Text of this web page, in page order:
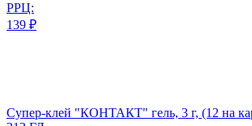
РРЦ:
139 ₽
Супер-клей "КОНТАКТ" гель, 3 г, (12 на